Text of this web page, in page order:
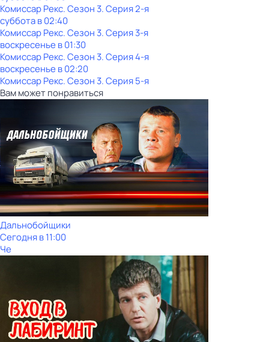
Комиссар Рекс. Сезон 3. Серия 2-я
субботав02:40
Комиссар Рекс. Сезон 3. Серия 3-я
воскресенье в01:30
Комиссар Рекс. Сезон 3. Серия 4-я
воскресенье в02:20
Комиссар Рекс. Сезон 3. Серия 5-я
Вам может понравиться
Дальнобойщики
Сегодня в 11:00
Че